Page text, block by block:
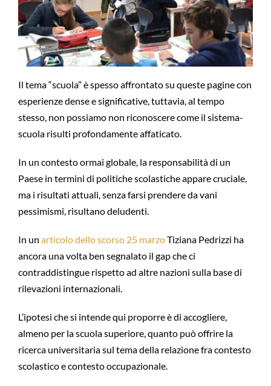
Il tema “scuola” è spesso affrontato su queste pagine con
esperienze dense e significative, tuttavia, al tempo
stesso, non possiamo non riconoscere come il sistema-
scuola risulti profondamente affaticato.
In un contesto ormai globale, la responsabilità di un
Paese in termini di politiche scolastiche appare cruciale,
ma i risultati attuali, senza farsi prendere da vani
pessimismi, risultano deludenti.
In un articolo dello scorso 25 marzoTiziana Pedrizzi ha
ancora una volta ben segnalato il gap che ci
contraddistingue rispetto ad altre nazioni sulla base di
rilevazioni internazionali.
L’ipotesi che si intende qui proporre è di accogliere,
almeno per la scuola superiore, quanto può offrire la
ricerca universitaria sul tema della relazione fra contesto
scolastico e contesto occupazionale.